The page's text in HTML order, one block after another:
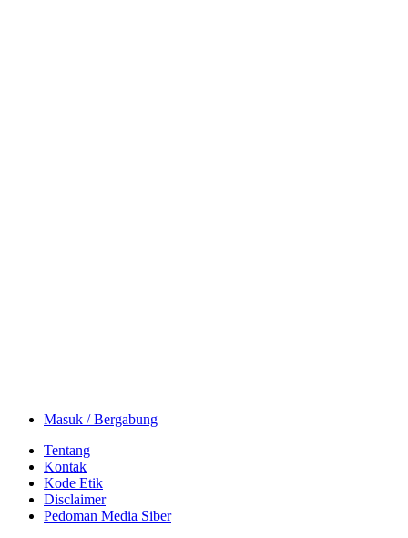
Masuk / Bergabung
Tentang
Kontak
Kode Etik
Disclaimer
Pedoman Media Siber